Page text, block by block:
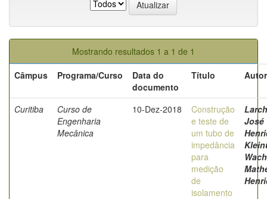
Mostrando resultados 1 a 1 de 1
Câmpus
Programa/Curso
Data do
documento
Título
Curitiba
Curso de
Engenharia
Mecânica
10-Dez-2018
Construção
e teste de
um tubo de
impedância
para
medição
de
isolamento
José